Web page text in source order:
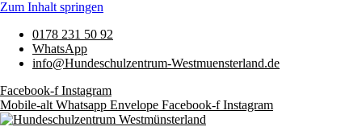
Zum Inhalt springen
0178 231 50 92
WhatsApp
info@Hundeschulzentrum-Westmuensterland.de
Facebook-f Instagram
Mobile-alt Whatsapp Envelope Facebook-f Instagram